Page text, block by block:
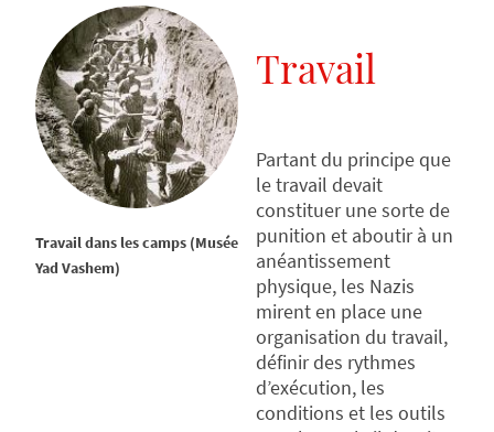
Travail dans les camps (Musée
Yad Vashem)
Travail
Partant du principe que
le travail devait
constituer une sorte de
punition et aboutir à un
anéantissement
physique, les Nazis
mirent en place une
organisation du travail,
définir des rythmes
d’exécution, les
conditions et les outils